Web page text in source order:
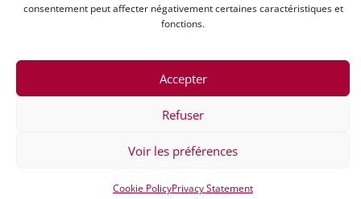
consentement peut affecter négativement certaines caractéristiques et
fonctions.
Accepter
Refuser
Voir les préférences
Cookie PolicyPrivacy Statement
CCI Nantes-Saint-Nazaire
©2021 Barreau de Saint-Nazaire - Tous droits réservés
Design & développement ASTRAGA :